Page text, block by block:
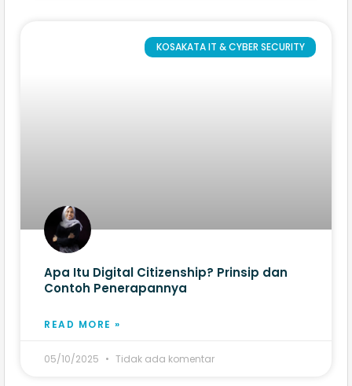
KOSAKATA IT & CYBER SECURITY
Apa Itu Digital Citizenship? Prinsip dan
Contoh Penerapannya
READ MORE »
05/10/2025 Tidak ada komentar